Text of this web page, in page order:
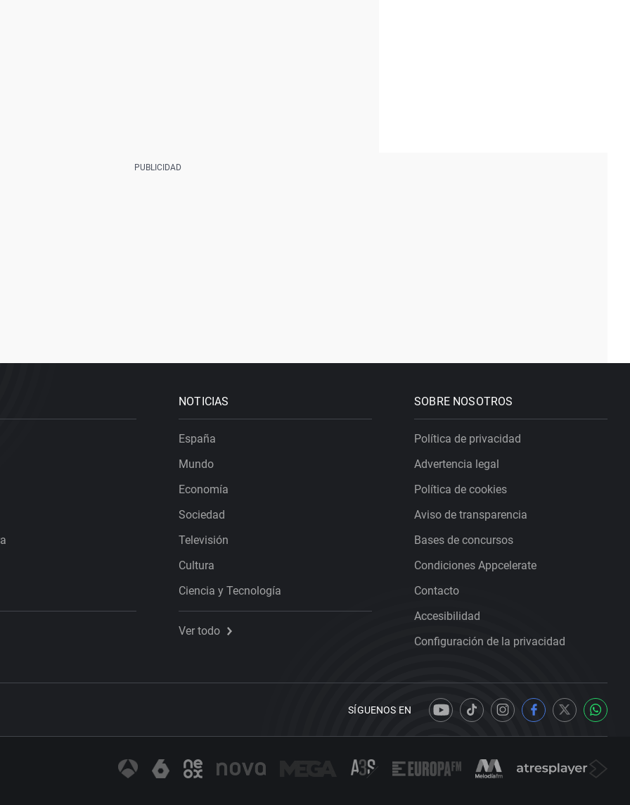
NOTICIAS
España
Mundo
Economía
Sociedad
Televisión
Cultura
Ciencia y Tecnología
Ver todo
SOBRE NOSOTROS
Política de privacidad
Advertencia legal
Política de cookies
Aviso de transparencia
Bases de concursos
Condiciones Appcelerate
Contacto
Accesibilidad
Configuración de la privacidad
SÍGUENOS EN